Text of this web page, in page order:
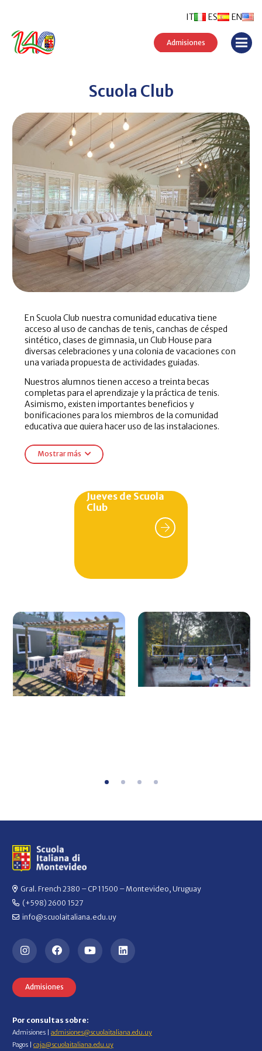
ES EN
IT
Admisiones
Scuola Club
En Scuola Club nuestra comunidad educativa tiene
acceso al uso de canchas de tenis, canchas de césped
sintético, clases de gimnasia, un Club House para
diversas celebraciones y una colonia de vacaciones con
una variada propuesta de actividades guiadas.
Nuestros alumnos tienen acceso a treinta becas
completas para el aprendizaje y la práctica de tenis.
Asimismo, existen importantes beneficios y
bonificaciones para los miembros de la comunidad
educativa que quiera hacer uso de las instalaciones.
Los alumnos, socios, funcionarios y miembros de la
comunidad de la Scuola gozan en el Scuola Club de
Alquiler de canchas de tenis.
Cuota mensual como socio de tenis.
Mensualidad de clases grupales de tenis.
Mostrar más
Jueves de Scuola
Club
Gral. French 2380 – CP 11500 – Montevideo, Uruguay
(+598) 2600 1527
info@scuolaitaliana.edu.uy
Admisiones
Por consultas sobre:
Admisiones | admisiones@scuolaitaliana.edu.uy
Pagos | caja@scuolaitaliana.edu.uy